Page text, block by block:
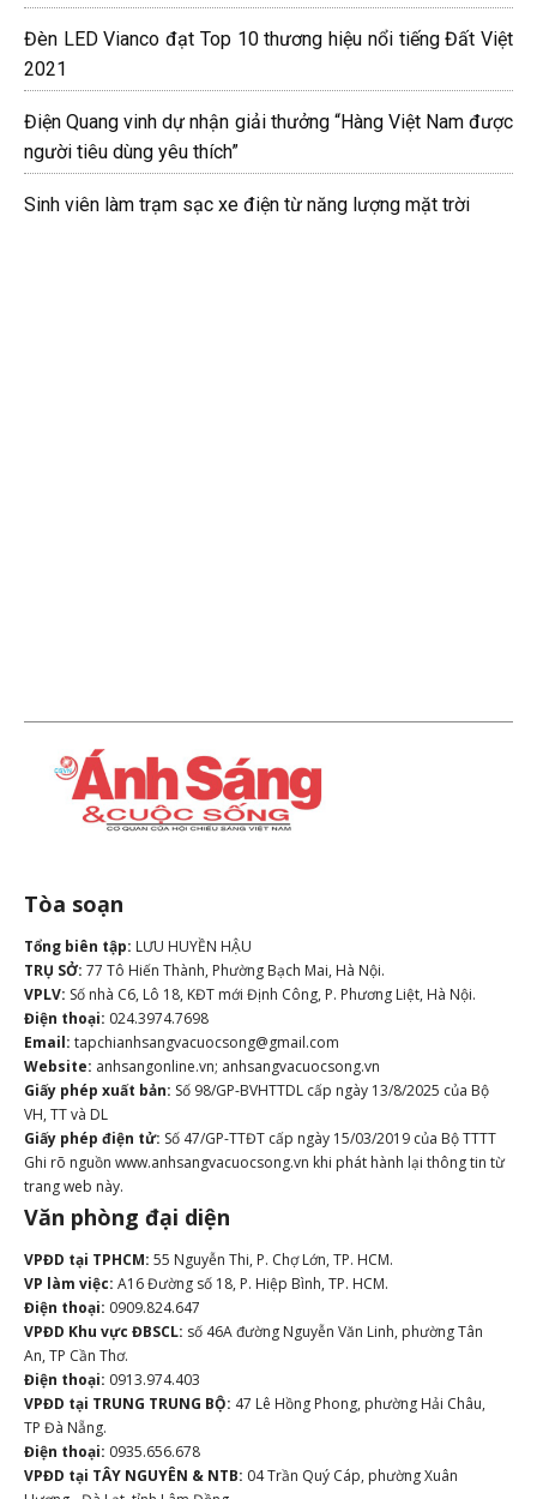
Đèn LED Vianco đạt Top 10 thương hiệu nổi tiếng Đất Việt
2021
Điện Quang vinh dự nhận giải thưởng “Hàng Việt Nam được
người tiêu dùng yêu thích”
Sinh viên làm trạm sạc xe điện từ năng lượng mặt trời
Tòa soạn
Tổng biên tập: LƯU HUYỀN HẬU
TRỤ SỞ: 77 Tô Hiến Thành, Phường Bạch Mai, Hà Nội.
VPLV: Số nhà C6, Lô 18, KĐT mới Định Công, P. Phương Liệt, Hà Nội.
Điện thoại: 024.3974.7698
Email: tapchianhsangvacuocsong@gmail.com
Website: anhsangonline.vn; anhsangvacuocsong.vn
Giấy phép xuất bản: Số 98/GP-BVHTTDL cấp ngày 13/8/2025 của Bộ
VH, TT và DL
Giấy phép điện tử: Số 47/GP-TTĐT cấp ngày 15/03/2019 của Bộ TTTT
Ghi rõ nguồn www.anhsangvacuocsong.vn khi phát hành lại thông tin từ
trang web này.
Văn phòng đại diện
VPĐD tại TPHCM: 55 Nguyễn Thi, P. Chợ Lớn, TP. HCM.
VP làm việc: A16 Đường số 18, P. Hiệp Bình, TP. HCM.
Điện thoại: 0909.824.647
VPĐD Khu vực ĐBSCL: số 46A đường Nguyễn Văn Linh, phường Tân
An, TP Cần Thơ.
Điện thoại: 0913.974.403
VPĐD tại TRUNG TRUNG BỘ: 47 Lê Hồng Phong, phường Hải Châu,
TP Đà Nẵng.
Điện thoại: 0935.656.678
VPĐD tại TÂY NGUYÊN & NTB: 04 Trần Quý Cáp, phường Xuân